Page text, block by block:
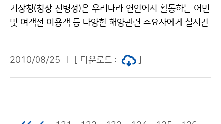
(일)사이에 지형적인 영향으로 국지적으로 많은 비가 내
리겠으니, 비․바람에 의한 피해가 없도록 각별히 대비해
남도, 전라남북도 지방에서는 산발적인 비가 간간히 내리
기상청(청장 전병성)은 우리나라 연안에서 활동하는 어민
및 여객선 이용객 등 다양한 해양관련 수요자에게 실시간
게 있어서 해상날씨는 매스컴의 정규방송을 듣거나 인터
넷을 통해 실시간 해상날씨를 보고 있지만 참으로 불편한
으로 전화를 걸면 실시간으로 관측한 해상날씨를 제공받
2010/08/25 [ 다운로드 :